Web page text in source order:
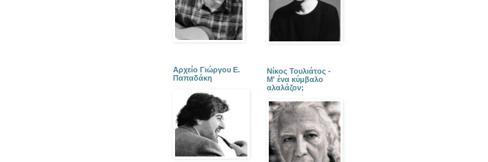
Αρχείο Γιώργου Ε.
Παπαδάκη
Νίκος Τουλιάτος -
Μ' ένα κύμβαλο
αλαλάζον;